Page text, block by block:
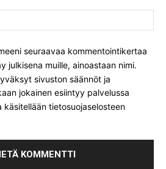
seuraavaa kommentointikertaa
julkisena muille, ainoastaan nimi.
sivuston säännöt ja
jokainen esiintyy palvelussa
käsitellään tietosuojaselosteen